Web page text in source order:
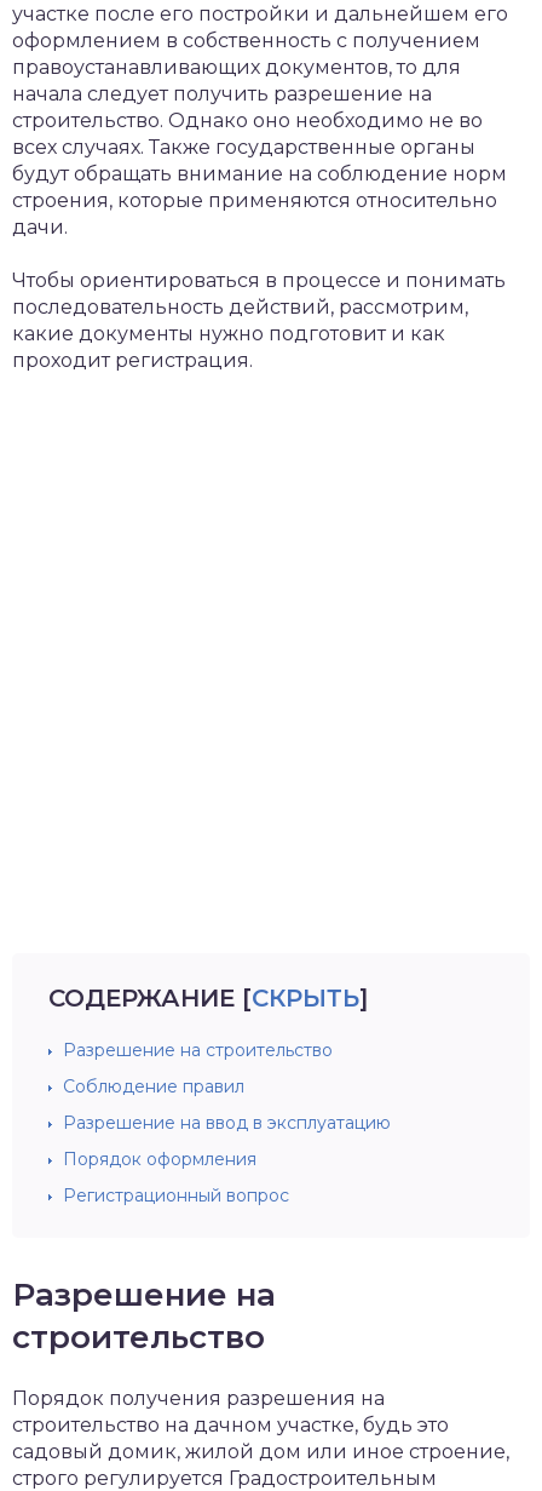
участке после его постройки и дальнейшем его
оформлением в собственность с получением
правоустанавливающих документов, то для
начала следует получить разрешение на
строительство. Однако оно необходимо не во
всех случаях. Также государственные органы
будут обращать внимание на соблюдение норм
строения, которые применяются относительно
дачи.
Чтобы ориентироваться в процессе и понимать
последовательность действий, рассмотрим,
какие документы нужно подготовит и как
проходит регистрация.
СОДЕРЖАНИЕ [СКРЫТЬ]
Разрешение на строительство
Соблюдение правил
Разрешение на ввод в эксплуатацию
Порядок оформления
Регистрационный вопрос
Разрешение на
строительство
Порядок получения разрешения на
строительство на дачном участке, будь это
садовый домик, жилой дом или иное строение,
строго регулируется Градостроительным